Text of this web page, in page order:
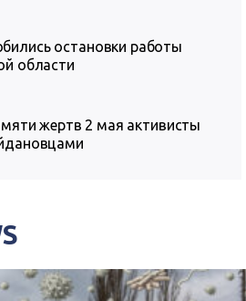
остановки работы
области
жертв 2 мая активисты